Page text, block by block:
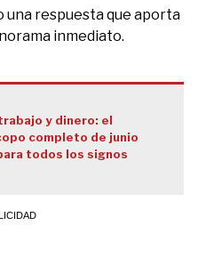
una respuesta que aporta
inmediato.
y dinero: el
completo de junio
todos los signos